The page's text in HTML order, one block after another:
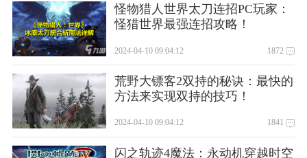
怪物猎人世界太刀连招PC玩家：
怪猎世界最强连招攻略！
2024-04-10 09:04:12 1872
荒野大镖客2双持的秘诀：最快的
方法来实现双持的技巧！
2024-04-10 09:04:12 1841
闪之轨迹4魔法：永动机穿越时空